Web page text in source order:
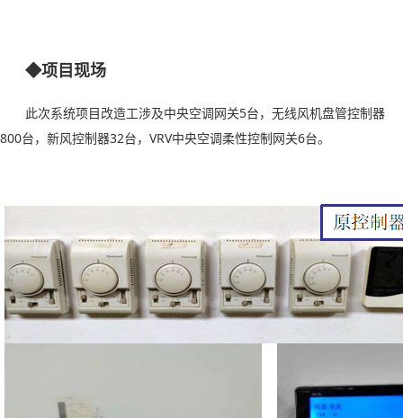
◆项目现场
此次系统项目改造工涉及中央空调网关5台，无线风机盘管控制器
800台，新风控制器32台， VRV中央空调柔性控制网关6台。